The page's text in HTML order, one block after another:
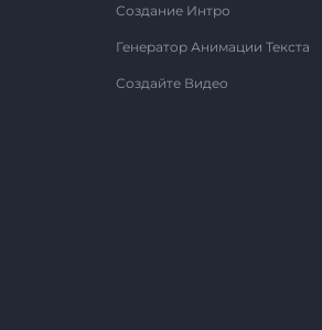
Создание Интро
Генератор Анимации Текста
Создайте Видео